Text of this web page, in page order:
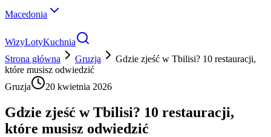
Macedonia
WizyLotyKuchnia
Strona główna
Gruzja
Gdzie zjeść w Tbilisi? 10 restauracji,
które musisz odwiedzić
Gruzja
20 kwietnia 2026
Gdzie zjeść w Tbilisi? 10 restauracji,
które musisz odwiedzić